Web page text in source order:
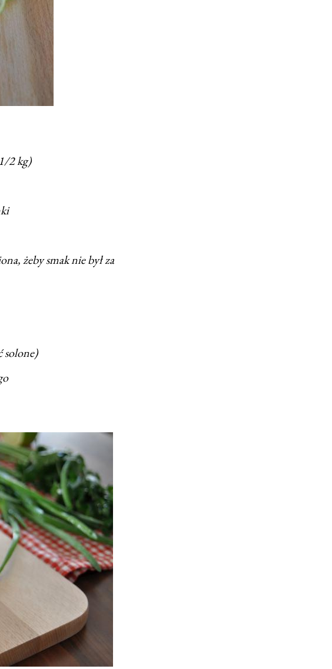
2 kg)
żeby smak nie był za
solone)